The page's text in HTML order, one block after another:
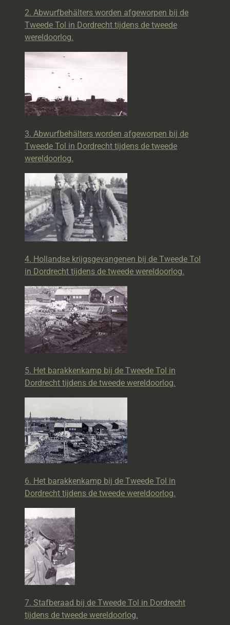
2. Abwurfbehälters worden afgeworpen bij de
Tweede Tol in Dordrecht tijdens de tweede
wereldoorlog.
3. Abwurfbehälters worden afgeworpen bij de
Tweede Tol in Dordrecht tijdens de tweede
wereldoorlog.
4. Hollandse krijgsgevangenen bij de Tweede Tol
in Dordrecht tijdens de tweede wereldoorlog.
5. Het barakkenkamp bij de Tweede Tol in
Dordrecht tijdens de tweede wereldoorlog.
6. Het barakkenkamp bij de Tweede Tol in
Dordrecht tijdens de tweede wereldoorlog.
7. Stafberaad bij de Tweede Tol in Dordrecht
tijdens de tweede wereldoorlog.